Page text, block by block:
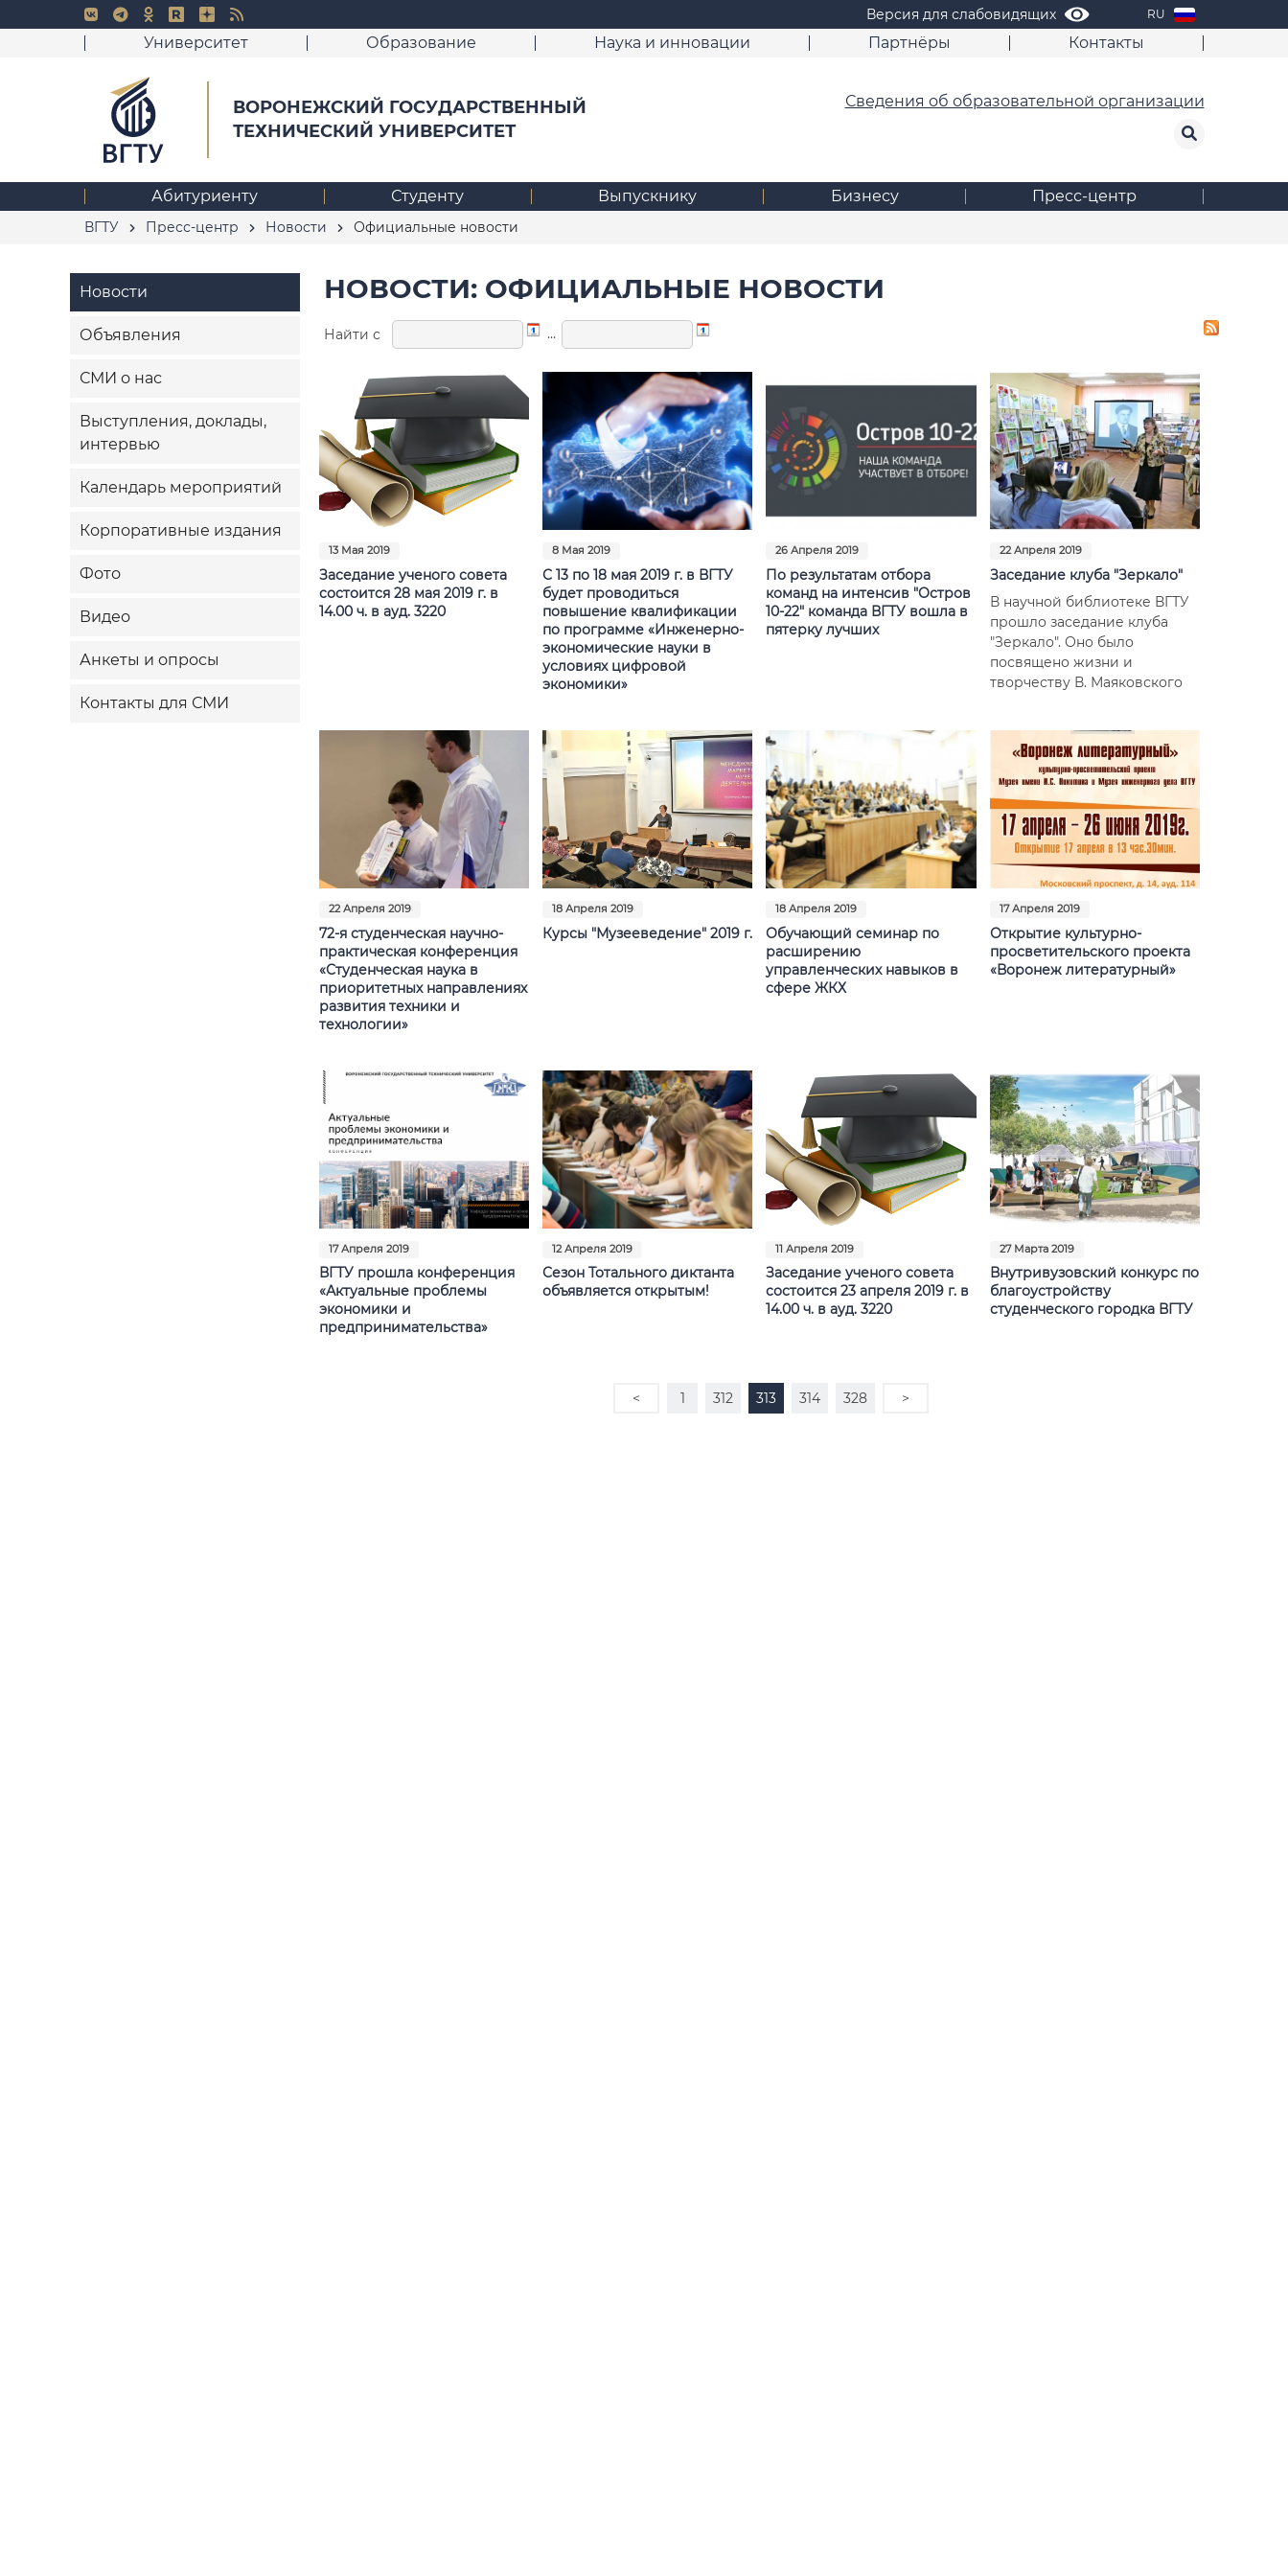
Версия для слабовидящих RU
Университет Образование Наука и инновации Партнёры Контакты
ВОРОНЕЖСКИЙ ГОСУДАРСТВЕННЫЙ
ТЕХНИЧЕСКИЙ УНИВЕРСИТЕТ
Сведения об образовательной организации
Абитуриенту Студенту Выпускнику Бизнесу Пресс-центр
ВГТУ Пресс-центр Новости Официальные новости
Новости
Объявления
СМИ о нас
Выступления, доклады,
интервью
Календарь мероприятий
Корпоративные издания
Фото
Видео
Анкеты и опросы
Контакты для СМИ
НОВОСТИ: ОФИЦИАЛЬНЫЕ НОВОСТИ
Найти с …
13 Мая 2019
Заседание ученого совета
состоится 28 мая 2019 г. в
14.00 ч. в ауд. 3220
8 Мая 2019
С 13 по 18 мая 2019 г. в ВГТУ
будет проводиться
повышение квалификации
по программе «Инженерно-
экономические науки в
условиях цифровой
экономики»
26 Апреля 2019
По результатам отбора
команд на интенсив "Остров
10-22" команда ВГТУ вошла в
пятерку лучших
22 Апреля 2019
Заседание клуба "Зеркало"
В научной библиотеке ВГТУ
прошло заседание клуба
"Зеркало". Оно было
посвящено жизни и
творчеству В. Маяковского
22 Апреля 2019
72-я студенческая научно-
практическая конференция
«Студенческая наука в
приоритетных направлениях
развития техники и
технологии»
18 Апреля 2019
Курсы "Музееведение" 2019 г.
18 Апреля 2019
Обучающий семинар по
расширению
управленческих навыков в
сфере ЖКХ
17 Апреля 2019
Открытие культурно-
просветительского проекта
«Воронеж литературный»
17 Апреля 2019
ВГТУ прошла конференция
«Актуальные проблемы
экономики и
предпринимательства»
12 Апреля 2019
Сезон Тотального диктанта
объявляется открытым!
11 Апреля 2019
Заседание ученого совета
состоится 23 апреля 2019 г. в
14.00 ч. в ауд. 3220
27 Марта 2019
Внутривузовский конкурс по
благоустройству
студенческого городка ВГТУ
< 1 312 313 314 328 >